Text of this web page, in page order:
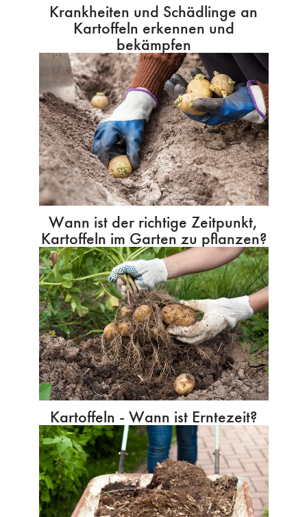
Krankheiten und Schädlinge an
Kartoffeln erkennen und
bekämpfen
Wann ist der richtige Zeitpunkt,
Kartoffeln im Garten zu pflanzen?
Kartoffeln - Wann ist Erntezeit?